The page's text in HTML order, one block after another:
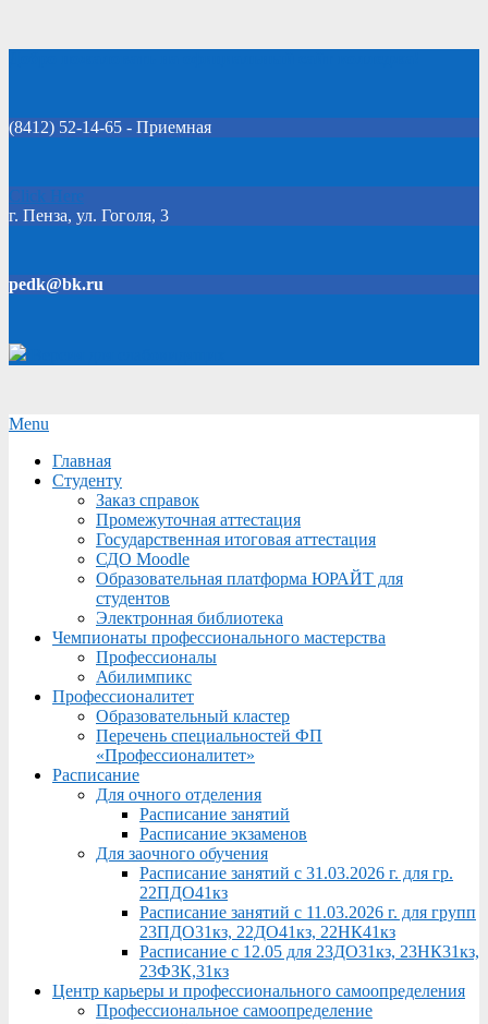
(8412) 52-14-65 - Приемная
Click Here
г. Пенза, ул. Гоголя, 3
pedk@bk.ru
Secondary
Menu
Menu
Главная
Студенту
Заказ справок
Промежуточная аттестация
Государственная итоговая аттестация
СДО Moodle
Образовательная платформа ЮРАЙТ для
студентов
Электронная библиотека
Чемпионаты профессионального мастерства
Профессионалы
Абилимпикс
Профессионалитет
Образовательный кластер
Перечень специальностей ФП
«Профессионалитет»
Расписание
Для очного отделения
Расписание занятий
Расписание экзаменов
Для заочного обучения
Расписание занятий с 31.03.2026 г. для гр.
22ПДО41кз
Расписание занятий с 11.03.2026 г. для групп
23ПДО31кз, 22ДО41кз, 22НК41кз
Расписание с 12.05 для 23ДО31кз, 23НК31кз,
23ФЗК,31кз
Центр карьеры и профессионального самоопределения
Профессиональное самоопределение